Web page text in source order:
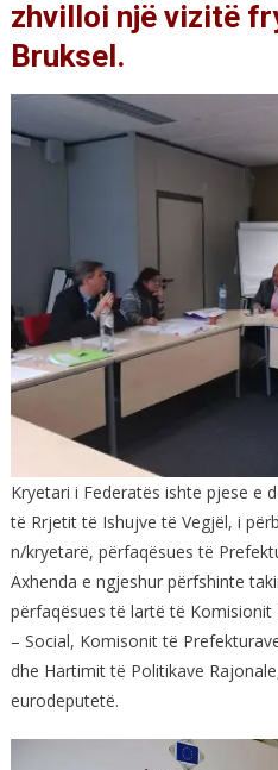
zhvilloi një vizitë
Bruksel.
Kryetari i Federatës ishte pjese e
të Rrjetit të Ishujve të Vegjël, i
n/kryetarë, përfaqësues të
Axhenda e ngjeshur përfshinte
përfaqësues të lartë të
– Social, Komisonit të
dhe Hartimit të Politikave
eurodeputetë.